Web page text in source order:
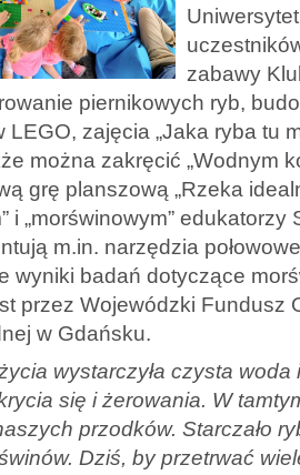
zabawy
piernikowych ryb,
zajęcia „Jaka ryba tu
można zakręcić „Wodnym
grę planszową „Rzeka
i „morświnowym” edukatorzy
m.in. narzędzia
wyniki badań dotyczące
przez Wojewódzki Fundusz
w Gdańsku.
wystarczyła czysta
się i żerowania. W
przodków. Starczało
Dziś, by przetrwać